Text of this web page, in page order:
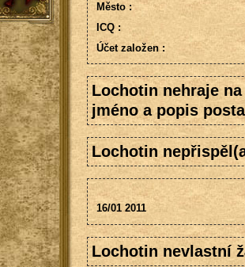
Město :
ICQ :
Účet založen :
Lochotin nehraje
jméno a popis
Lochotin
16/01 2011
Lochotin nevlastní